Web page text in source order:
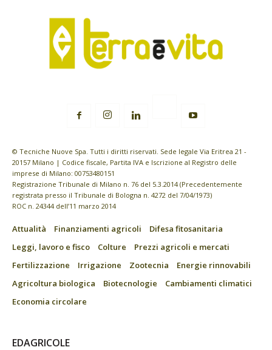
© Tecniche Nuove Spa. Tutti i diritti riservati. Sede legale Via Eritrea 21 -
20157 Milano | Codice fiscale, Partita IVA e Iscrizione al Registro delle
imprese di Milano: 00753480151
Registrazione Tribunale di Milano n. 76 del 5.3.2014 (Precedentemente
registrata presso il Tribunale di Bologna n. 4272 del 7/04/1973)
ROC n. 24344 dell’11 marzo 2014
Attualità Finanziamenti agricoli
Difesa fitosanitaria
Leggi, lavoro e fisco
Colture
Prezzi agricoli e mercati
Fertilizzazione
Irrigazione Zootecnia
Energie rinnovabili
Agricoltura biologica
Biotecnologie
Cambiamenti climatici
Economia circolare
EDAGRICOLE